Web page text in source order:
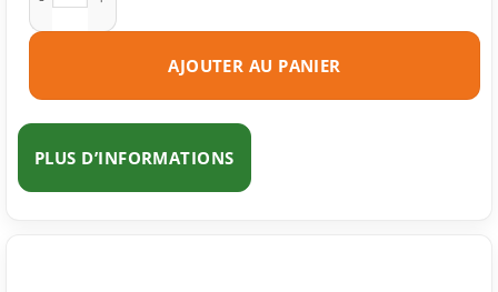
AJOUTER AU PANIER
PLUS D’INFORMATIONS